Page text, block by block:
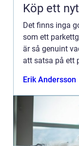
Köp ett
Det finns inga
som ett
är så genuint
att satsa på ett
Erik Andersson